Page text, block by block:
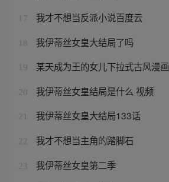
17 我才不想当反派小说百度云
18 我伊蒂丝女皇大结局了吗
19 某天成为王的女儿下拉式古风漫画
20 我伊蒂丝女皇结局是什么 视频
21 我伊蒂丝女皇大结局133话
22 我才不想当主角的踏脚石
23 我伊蒂丝女皇第二季